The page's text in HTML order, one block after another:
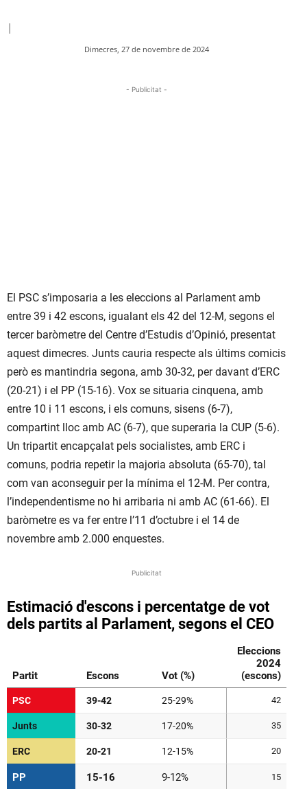
|
Dimecres, 27 de novembre de 2024
- Publicitat -
El PSC s’imposaria a les eleccions al Parlament amb
entre 39 i 42 escons, igualant els 42 del 12-M, segons el
tercer baròmetre del Centre d’Estudis d’Opinió, presentat
aquest dimecres. Junts cauria respecte als últims comicis
però es mantindria segona, amb 30-32, per davant d’ERC
(20-21) i el PP (15-16). Vox se situaria cinquena, amb
entre 10 i 11 escons, i els comuns, sisens (6-7),
compartint lloc amb AC (6-7), que superaria la CUP (5-6).
Un tripartit encapçalat pels socialistes, amb ERC i
comuns, podria repetir la majoria absoluta (65-70), tal
com van aconseguir per la mínima el 12-M. Per contra,
l’independentisme no hi arribaria ni amb AC (61-66). El
baròmetre es va fer entre l’11 d’octubre i el 14 de
novembre amb 2.000 enquestes.
Publicitat